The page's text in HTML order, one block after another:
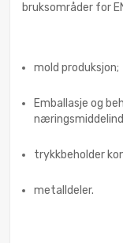
bruksområder for
mold produksjon;
Emballasje og
trykkbeholder
metalldeler.